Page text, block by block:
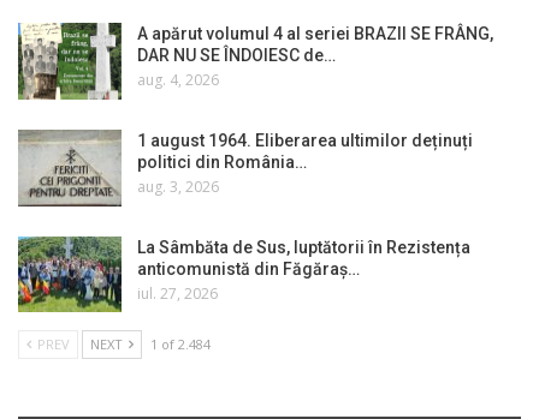
A apărut volumul 4 al seriei BRAZII SE FRÂNG,
DAR NU SE ÎNDOIESC de…
aug. 4, 2026
1 august 1964. Eliberarea ultimilor deținuți
politici din România…
aug. 3, 2026
La Sâmbăta de Sus, luptătorii în Rezistența
anticomunistă din Făgăraș…
iul. 27, 2026
PREV NEXT 1 of 2.484